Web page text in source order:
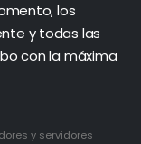
los
y todas las
con la máxima
y servidores